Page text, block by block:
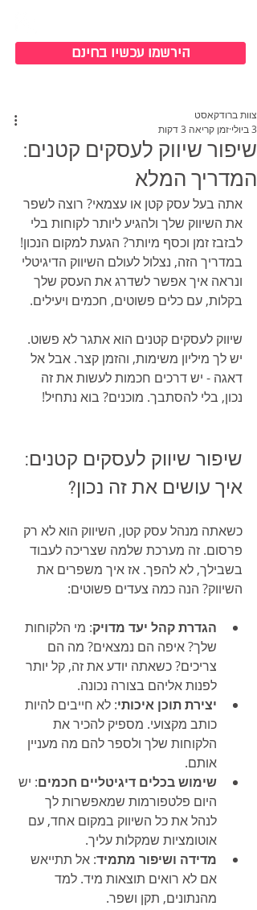
הירשמו עכשיו בחינם
שיפור שיווק לעסקים קטנים:
המדריך המלא
צוות ברודקאסט
3 ביולי
זמן קריאה 3 דקות
אתה בעל עסק קטן או עצמאי? רוצה לשפר
את השיווק שלך ולהגיע ליותר לקוחות בלי
לבזבז זמן וכסף מיותר? הגעת למקום הנכון!
במדריך הזה, נצלול לעולם השיווק הדיגיטלי
ונראה איך אפשר לשדרג את העסק שלך
בקלות, עם כלים פשוטים, חכמים ויעילים.
שיווק לעסקים קטנים הוא אתגר לא פשוט.
יש לך מיליון משימות, והזמן קצר. אבל אל
דאגה - יש דרכים חכמות לעשות את זה
נכון, בלי להסתבך. מוכנים? בוא נתחיל!
שיפור שיווק לעסקים קטנים:
איך עושים את זה נכון?
כשאתה מנהל עסק קטן, השיווק הוא לא רק
פרסום. זה מערכת שלמה שצריכה לעבוד
בשבילך, לא להפך. אז איך משפרים את
השיווק? הנה כמה צעדים פשוטים:
הגדרת קהל יעד מדויק: מי הלקוחות
שלך? איפה הם נמצאים? מה הם
צריכים? כשאתה יודע את זה, קל יותר
לפנות אליהם בצורה נכונה.
יצירת תוכן איכותי: לא חייבים להיות
כותב מקצועי. מספיק להכיר את
הלקוחות שלך ולספר להם מה מעניין
אותם.
שימוש בכלים דיגיטליים חכמים: יש
היום פלטפורמות שמאפשרות לך
לנהל את כל השיווק במקום אחד, עם
אוטומציות שמקלות עליך.
מדידה ושיפור מתמיד: אל תתייאש
אם לא רואים תוצאות מיד. למד
מהנתונים, תקן ושפר.